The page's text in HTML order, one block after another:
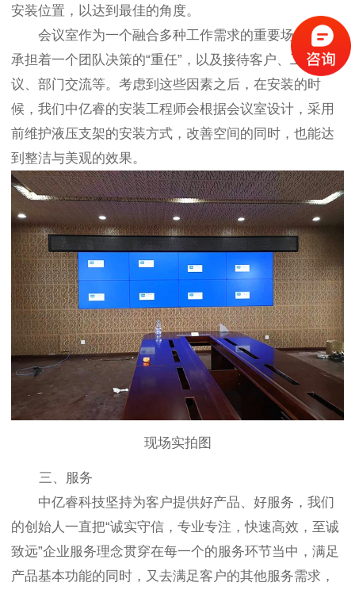
安装位置，以达到最佳的角度。
会议室作为一个融合多种工作需求的重要场所，它
承担着一个团队决策的“重任”，以及接待客户、工作会
议、部门交流等。考虑到这些因素之后，在安装的时
候，我们中亿睿的安装工程师会根据会议室设计，采用
前维护液压支架的安装方式，改善空间的同时，也能达
到整洁与美观的效果。
现场实拍图
三、服务
中亿睿科技坚持为客户提供好产品、好服务，我们
的创始人一直把“诚实守信，专业专注，快速高效，至诚
致远”企业服务理念贯穿在每一个的服务环节当中，满足
产品基本功能的同时，又去满足客户的其他服务需求，